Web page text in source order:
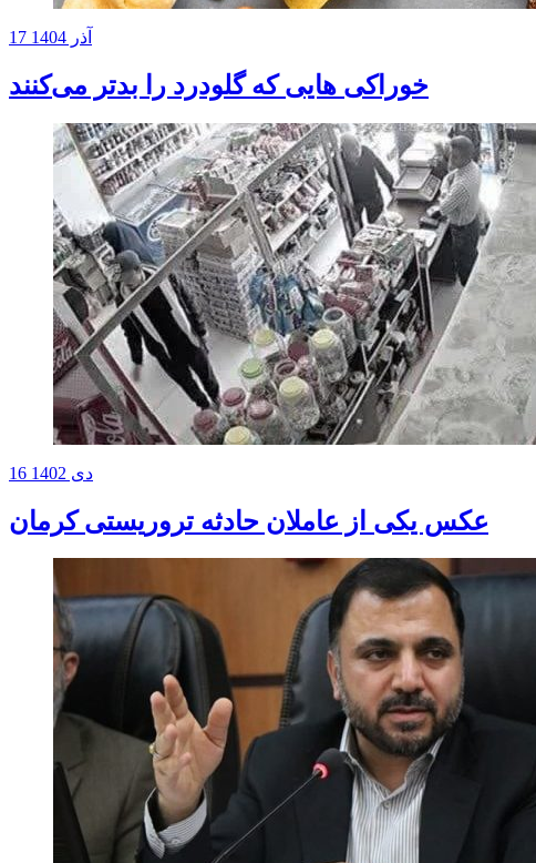
17 آذر 1404
خوراکی هایی که گلودرد را بدتر می‌کنند
16 دی 1402
عکس‌ یکی از عاملان حادثه تروریستی کرمان